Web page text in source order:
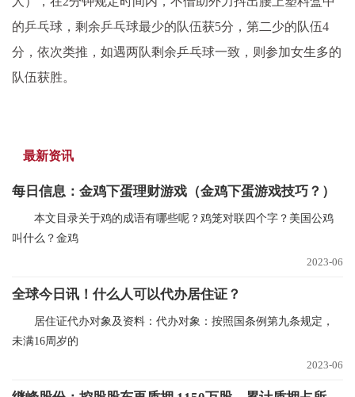
的乒乓球，剩余乒乓球最少的队伍获5分，第二少的队伍4
分，依次类推，如遇两队剩余乒乓球一致，则参加女生多的
队伍获胜。
最新资讯
每日信息：金鸡下蛋理财游戏（金鸡下蛋游戏技巧？）
本文目录关于鸡的成语有哪些呢？鸡笼对联四个字？美国公鸡
叫什么？金鸡
2023-06
全球今日讯！什么人可以代办居住证？
居住证代办对象及资料：代办对象：按照国条例第九条规定，
未满16周岁的
2023-06